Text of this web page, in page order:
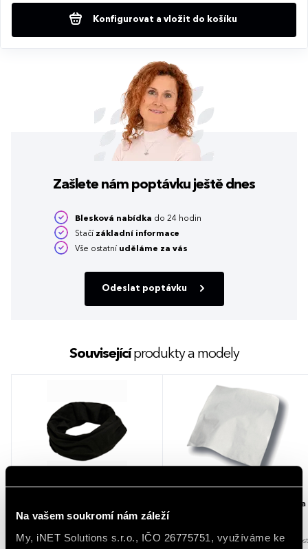
Na vašem soukromí nám záleží
My, iNET Solutions s.r.o., IČO 26775751, využíváme ke
Konfigurovat a vložit do košíku
Zašlete nám poptávku ještě dnes
Blesková nabídka do 24 hodin
Stačí základní informace
Vše ostatní uděláme za vás
Odeslat poptávku
Souvisejícíprodukty a modely
Cotton Tubescarf Black Univerzální
Šátek Atlantis Headwear Bandana
10 barev 1 velikost